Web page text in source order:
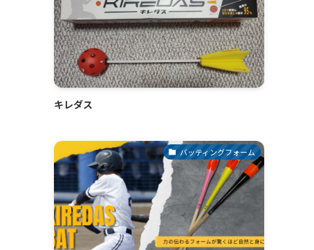
キレダス
バッティングフォーム